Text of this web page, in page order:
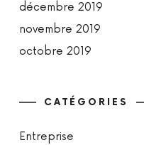
décembre 2019
novembre 2019
octobre 2019
CATÉGORIES
Entreprise